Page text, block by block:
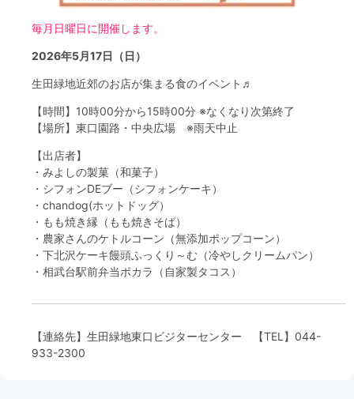
日本語 中国語 English
毎月日曜日に開催します。
2026年5月17日（日）
生田緑地近郊のお店が集まる食のイベント♬
【時間】10時00分から15時00分 ※なくなり次第終了
【場所】東口園路・中央広場 ※雨天中止
【出店者】
・みよしの製菓（和菓子）
・シフォンDEブー（シフォンケーキ）
・chandog(ホットドッグ）
・もも焼き縁（もも焼きそば）
・農家さんのケトルコーン（無添加ポップコーン）
・下北沢ケーキ饅頭ふっくり～む（冷やしクリームパン）
・相武台駅前弁当ポカラ（自家製タコス）
【連絡先】 生田緑地東口ビジターセンター 【TEL】 044-
933-2300